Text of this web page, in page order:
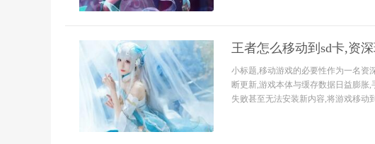
王者怎么移动到sd卡,资
小标题,移动游戏的必要性作为一名资
断更新,游戏本体与缓存数据日益膨胀
失败甚至无法安装新内容,将游戏移动